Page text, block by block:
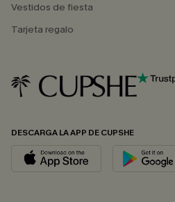
Vestidos de fiesta
Tarjeta regalo
DESCARGA LA APP DE CUPSHE